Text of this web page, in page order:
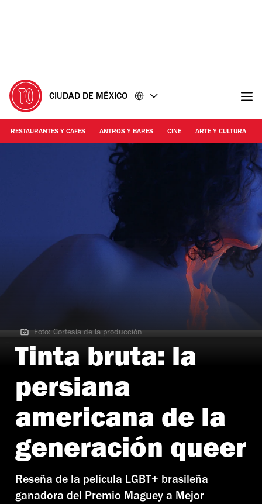
CIUDAD DE MÉXICO
RESTAURANTES Y CAFES ANTROS Y BARES CINE ARTE Y CULTURA
Foto: Cortesía de la producción
Foto: Cortesía de la producción
Tinta bruta: la
persiana
americana de la
generación queer
Reseña de la película LGBT+ brasileña
ganadora del Premio Maguey a Mejor